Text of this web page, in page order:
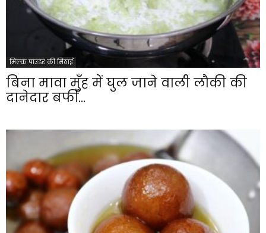
मिल्क पाउडर की मिठाई
बिना मावा मुँह में घुल जाने वाली लौकी की
दानेदार बर्फी...